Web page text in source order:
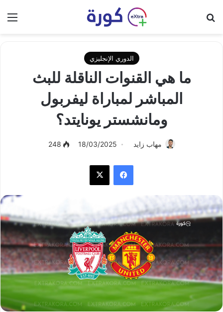
الدوري الإنجليزي
ما هي القنوات الناقلة للبث
المباشر لمباراة ليفربول
ومانشستر يونايتد؟
مهاب زايد 18/03/2025
248
فيسبوك